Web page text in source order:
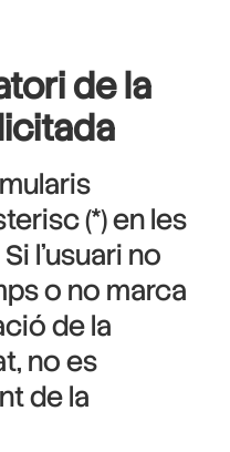
de la
(*) en les
l’usuari no
o no marca
de la
no es
de la